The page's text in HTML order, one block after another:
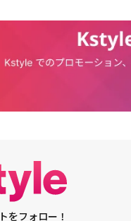
ム・ジョンナン「愛の不時
」【スタッフ】演出：チェ・ジ
（共同演出）」脚本：チェ・ラ
一枝梅〕」【あらすじ】韓国
けを持ち去る残酷な事件だっ
ンが逮捕される。同時期、遺伝
イコパス遺伝子を受け継ぐ子供
譜～」公式サイト：https://ka
ンバーになったUP10TIONの
行も印象的だ。核インサ（とて
合わせた新造語）カップルらし
ュヒ。グラデーションをなす絵
可愛らしい若者カップルの魅
カップルとは雰囲気が変わ
旅行の瞬間を捉えたスチールカ
認してください」の本放送で描
くのドラマ、映画、バラエティ
たことのない隠れた名所を探す
済州島にカップル旅行に行くと
よって発生するバラエティーに
ます高めている。この中で公開
り、好奇心を刺激する。劇中で
ギョム役を務めたクォン・フ
ーたちと一緒にカメラに向かっ
を持っている指先が放つカリス
ギターそしてボーカルまで、そ
てきたメンバー同士の義理堅さ
の表情。果たしてこのバンドに
トを確認してください」は韓国
をフォロー！